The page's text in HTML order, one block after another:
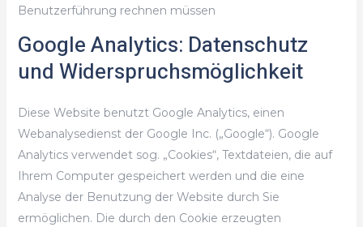
Benutzerführung rechnen müssen
Google Analytics: Datenschutz
und Widerspruchsmöglichkeit
Diese Website benutzt Google Analytics, einen
Webanalysedienst der Google Inc. („Google“). Google
Analytics verwendet sog. „Cookies“, Textdateien, die auf
Ihrem Computer gespeichert werden und die eine
Analyse der Benutzung der Website durch Sie
ermöglichen. Die durch den Cookie erzeugten